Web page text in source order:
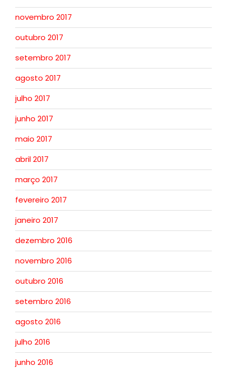
novembro 2017
outubro 2017
setembro 2017
agosto 2017
julho 2017
junho 2017
maio 2017
abril 2017
março 2017
fevereiro 2017
janeiro 2017
dezembro 2016
novembro 2016
outubro 2016
setembro 2016
agosto 2016
julho 2016
junho 2016